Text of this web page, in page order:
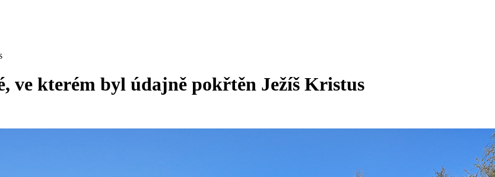
ve kterém byl údajně pokřtěn Ježíš Kristus